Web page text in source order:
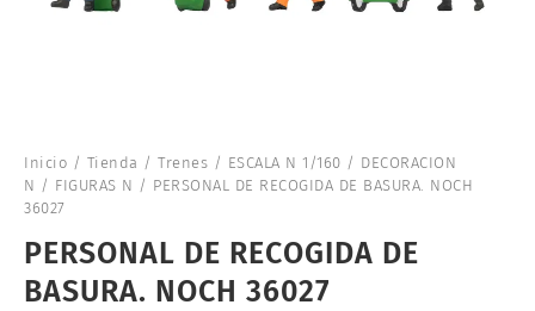
Inicio / Tienda / Trenes / ESCALA N 1/160 / DECORACION
N / FIGURAS N / PERSONAL DE RECOGIDA DE BASURA. NOCH
36027
PERSONAL DE RECOGIDA DE
BASURA. NOCH 36027